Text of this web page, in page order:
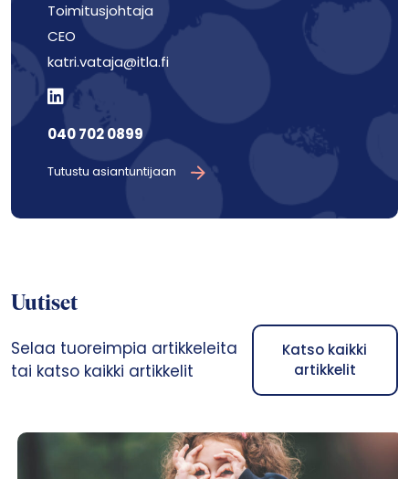
Toimitusjohtaja
CEO
katri.vataja@itla.fi
040 702 0899
Tutustu asiantuntijaan
Uutiset
Selaa tuoreimpia artikkeleita
tai katso kaikki artikkelit
Katso kaikki
artikkelit